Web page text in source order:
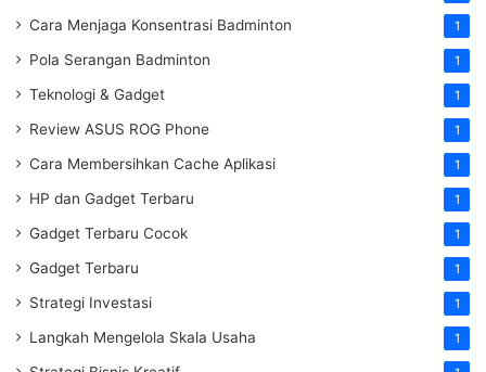
Cara Menjaga Konsentrasi Badminton 1
Pola Serangan Badminton 1
Teknologi & Gadget 1
Review ASUS ROG Phone 1
Cara Membersihkan Cache Aplikasi 1
HP dan Gadget Terbaru 1
Gadget Terbaru Cocok 1
Gadget Terbaru 1
Strategi Investasi 1
Langkah Mengelola Skala Usaha 1